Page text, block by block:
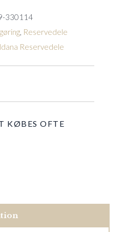
330114
Reservedele
Reservedele